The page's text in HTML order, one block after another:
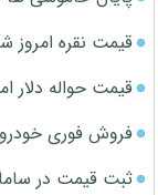
قیمت نقره امروز شنبه ۱۷
قیمت حواله دلار امروز شنبه
فروش فوری
ثبت قیمت در سامانه ۱۲۴